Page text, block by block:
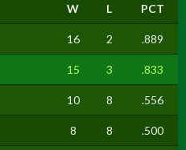
W L PCT
16 2 .889
15 3 .833
10 8 .556
8 8 .500